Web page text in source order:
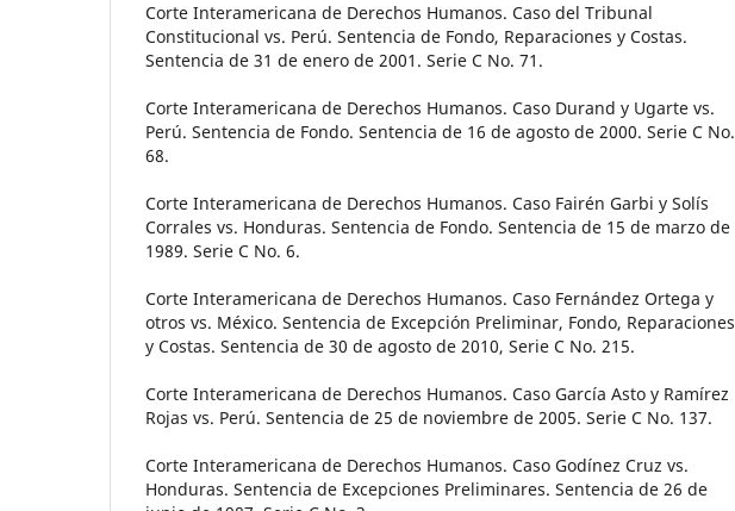
Corte Interamericana de Derechos Humanos. Caso del Tribunal
Constitucional vs. Perú. Sentencia de Fondo, Reparaciones y Costas.
Sentencia de 31 de enero de 2001. Serie C No. 71.
Corte Interamericana de Derechos Humanos. Caso Durand y Ugarte vs.
Perú. Sentencia de Fondo. Sentencia de 16 de agosto de 2000. Serie C No.
68.
Corte Interamericana de Derechos Humanos. Caso Fairén Garbi y Solís
Corrales vs. Honduras. Sentencia de Fondo. Sentencia de 15 de marzo de
1989. Serie C No. 6.
Corte Interamericana de Derechos Humanos. Caso Fernández Ortega y
otros vs. México. Sentencia de Excepción Preliminar, Fondo, Reparaciones
y Costas. Sentencia de 30 de agosto de 2010, Serie C No. 215.
Corte Interamericana de Derechos Humanos. Caso García Asto y Ramírez
Rojas vs. Perú. Sentencia de 25 de noviembre de 2005. Serie C No. 137.
Corte Interamericana de Derechos Humanos. Caso Godínez Cruz vs.
Honduras. Sentencia de Excepciones Preliminares. Sentencia de 26 de